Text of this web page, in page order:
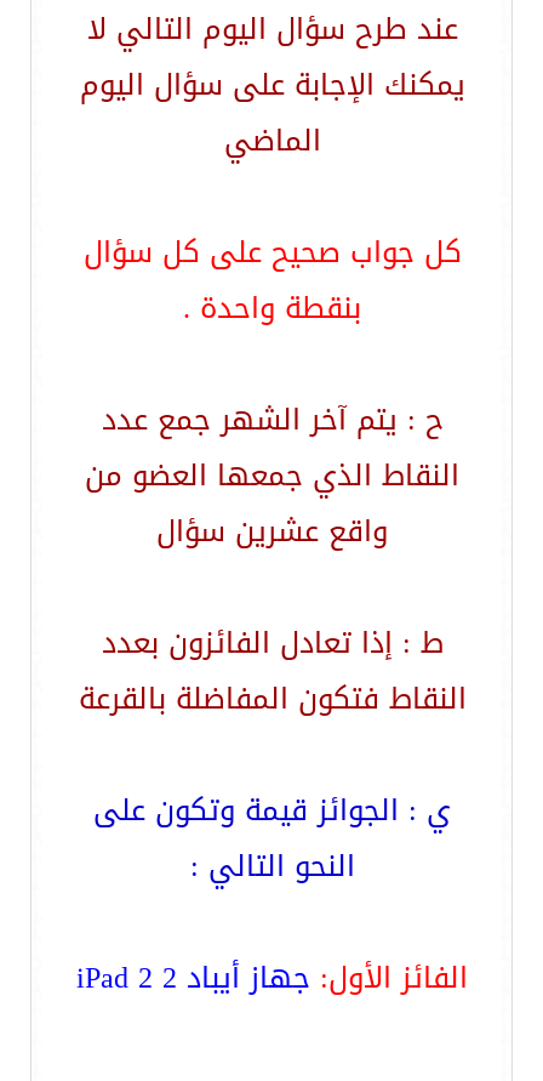
عند طرح سؤال اليوم التالي لا
يمكنك الإجابة على سؤال اليوم
الماضي
كل جواب صحيح على كل سؤال
بنقطة واحدة .
ح : يتم آخر الشهر جمع عدد
النقاط الذي جمعها العضو من
واقع عشرين سؤال
ط : إذا تعادل الفائزون بعدد
النقاط فتكون المفاضلة بالقرعة
ي : الجوائز قيمة وتكون على
النحو التالي :
الفائز الأول: جهاز أيباد 2 iPad 2